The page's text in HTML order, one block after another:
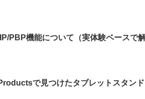
PBP機能について（実体験ベースで解
で見つけたタブレットスタン